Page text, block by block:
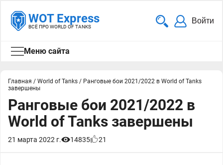
WOT Express
ВСЁ ПРО WORLD OF TANKS
Войти
Меню сайта
Главная / World of Tanks / Ранговые бои 2021/2022 в World of Tanks
завершены
Ранговые бои 2021/2022 в
World of Tanks завершены
21 марта 2022 г. 14835 21